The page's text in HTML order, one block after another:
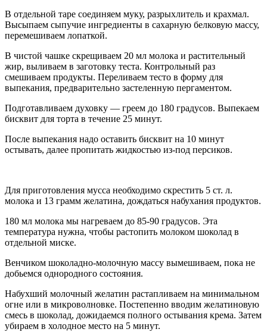
В отдельной таре соединяем муку, разрыхлитель и крахмал.
Высыпаем сыпучие ингредиенты в сахарную белковую массу,
перемешиваем лопаткой.
В чистой чашке скрещиваем 20 мл молока и растительный
жир, выливаем в заготовку теста. Контрольный раз
смешиваем продукты. Переливаем тесто в форму для
выпекания, предварительно застеленную пергаментом.
Подготавливаем духовку — греем до 180 градусов. Выпекаем
бисквит для торта в течение 25 минут.
После выпекания надо оставить бисквит на 10 минут
остывать, далее пропитать жидкостью из-под персиков.
Для приготовления мусса необходимо скрестить 5 ст. л.
молока и 13 грамм желатина, дождаться набухания продуктов.
180 мл молока мы нагреваем до 85-90 градусов. Эта
температура нужна, чтобы растопить молоком шоколад в
отдельной миске.
Венчиком шоколадно-молочную массу вымешиваем, пока не
добьемся однородного состояния.
Набухший молочный желатин растапливаем на минимальном
огне или в микроволновке. Постепенно вводим желатиновую
смесь в шоколад, дожидаемся полного остывания крема. Затем
убираем в холодное место на 5 минут.